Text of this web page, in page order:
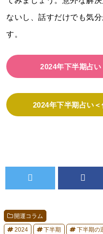
ないし、話すだけでも気
す。
2024年下半期占
2024年下半期占い
開運コラム
2024 下半期 下半期の